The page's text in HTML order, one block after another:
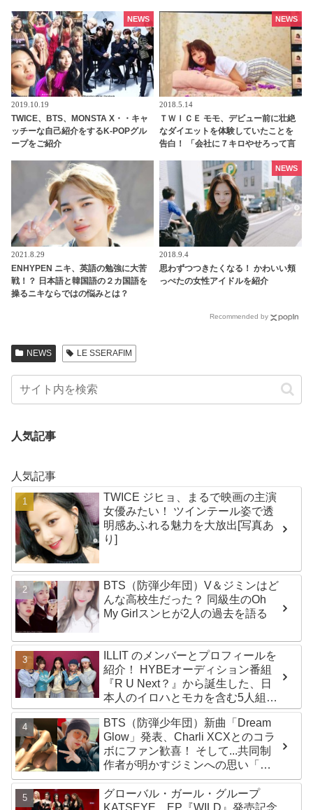
セージに感動
2019.10.19
TWICE、BTS、MONSTA X・・キャ
ッチーな自己紹介をするK-POPグル
ープをご紹介
NEWS
2018.5.14
ＴＷＩＣＥ モモ、デビュー前に壮絶
なダイエットを体験していたことを
告白！ 「会社に７キロやせろって言
NEWS
2021.8.29
ENHYPEN ニキ、英語の勉強に大苦
戦！？ 日本語と韓国語の２カ国語を
操るニキならではの悩みとは？
2018.9.4
思わずつつきたくなる！ かわいい頬
っぺたの女性アイドルを紹介
NEWS
Recommended by
NEWS LE SSERAFIM
人気記事
人気記事
TWICE ジヒョ、まるで映画の主演
女優みたい！ ツインテール姿で透
明感あふれる魅力を大放出[写真あ
り]
BTS（防弾少年団）V＆ジミンはど
んな高校生だった？ 同級生のOh
My Girlスンヒが2人の過去を語る
ILLIT のメンバーとプロフィールを
紹介！ HYBEオーディション番組
『R U Next？』から誕生した、日
本人のイロハとモカを含む5人組ガ
ールズグループ！ デビュー曲
「Magnetic」がいきなりの大ヒッ
ト
BTS（防弾少年団）新曲「Dream
Glow」発表、Charli XCXとのコラ
ボにファン歓喜！ そして...共同制
作者が明かすジミンへの思い「彼
の夢、そして彼の絶望から生まれ
た歌」
グローバル・ガール・グループ